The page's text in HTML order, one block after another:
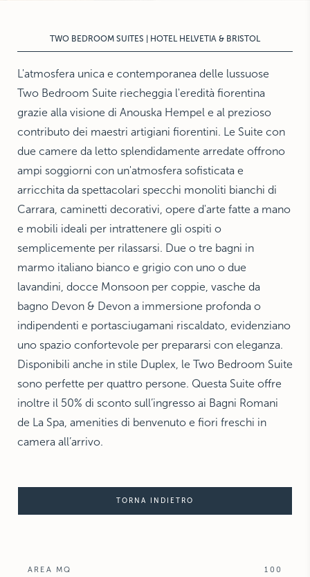
Villa La Favorita
TWO BEDROOM SUITES | HOTEL HELVETIA & BRISTOL
L'atmosfera unica e contemporanea delle lussuose
Two Bedroom Suite riecheggia l'eredità fiorentina
grazie alla visione di Anouska Hempel e al prezioso
contributo dei maestri artigiani fiorentini. Le Suite con
due camere da letto splendidamente arredate offrono
ampi soggiorni con un'atmosfera sofisticata e
arricchita da spettacolari specchi monoliti bianchi di
Carrara, caminetti decorativi, opere d'arte fatte a mano
e mobili ideali per intrattenere gli ospiti o
semplicemente per rilassarsi. Due o tre bagni in
marmo italiano bianco e grigio con uno o due
lavandini, docce Monsoon per coppie, vasche da
bagno Devon & Devon a immersione profonda o
indipendenti e portasciugamani riscaldato, evidenziano
uno spazio confortevole per prepararsi con eleganza.
Disponibili anche in stile Duplex, le Two Bedroom Suite
sono perfette per quattro persone. Questa Suite offre
inoltre il 50% di sconto sull’ingresso ai Bagni Romani
de La Spa, amenities di benvenuto e fiori freschi in
camera all’arrivo.
TORNA INDIETRO
AREA MQ 100